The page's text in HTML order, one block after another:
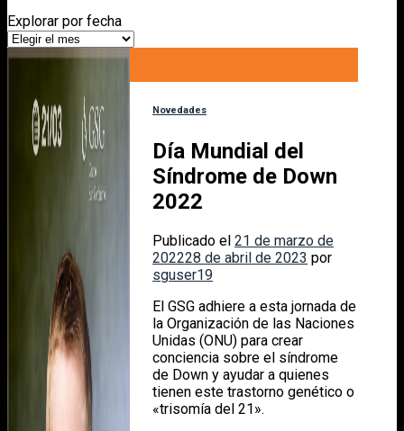
Explorar por fecha
Explorar
por
Novedades
Día Mundial del
Síndrome de Down
2022
Publicado el21 de marzo de
202228 de abril de 2023 por
sguser19
El GSG adhiere a esta jornada de
la Organización de las Naciones
Unidas (ONU) para crear
conciencia sobre el síndrome
de Down y ayudar a quienes
tienen este trastorno genético o
«trisomía del 21».